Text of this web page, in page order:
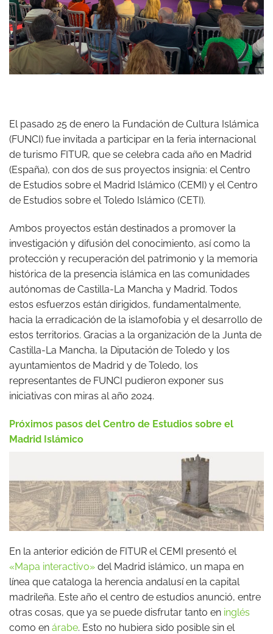
El pasado 25 de enero la Fundación de Cultura Islámica
(FUNCI) fue invitada a participar en la feria internacional
de turismo FITUR, que se celebra cada año en Madrid
(España), con dos de sus proyectos insignia: el Centro
de Estudios sobre el Madrid Islámico (CEMI) y el Centro
de Estudios sobre el Toledo Islámico (CETI).
Ambos proyectos están destinados a promover la
investigación y difusión del conocimiento, así como la
protección y recuperación del patrimonio y la memoria
histórica de la presencia islámica en las comunidades
autónomas de Castilla-La Mancha y Madrid. Todos
estos esfuerzos están dirigidos, fundamentalmente,
hacia la erradicación de la islamofobia y el desarrollo de
estos territorios. Gracias a la organización de la Junta de
Castilla-La Mancha, la Diputación de Toledo y los
ayuntamientos de Madrid y de Toledo, los
representantes de FUNCI pudieron exponer sus
iniciativas con miras al año 2024.
Próximos pasos del Centro de Estudios sobre el
Madrid Islámico
En la anterior edición de FITUR el CEMI presentó el
«Mapa interactivo» del Madrid islámico, un mapa en
línea que cataloga la herencia andalusí en la capital
madrileña. Este año el centro de estudios anunció, entre
otras cosas, que ya se puede disfrutar tanto en inglés
como en árabe. Esto no hubiera sido posible sin el